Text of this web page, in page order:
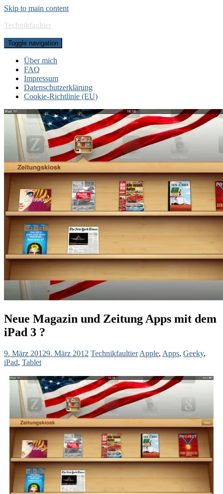
Skip to main content
Technikfaultier
Toggle navigation
Über mich
FAQ
Impressum
Datenschutzerklärung
Cookie-Richtlinie (EU)
Neue Magazin und Zeitung Apps mit dem
iPad 3 ?
9. März 20129. März 2012 Technikfaultier Apple, Apps, Geeky,
iPad, Tablet